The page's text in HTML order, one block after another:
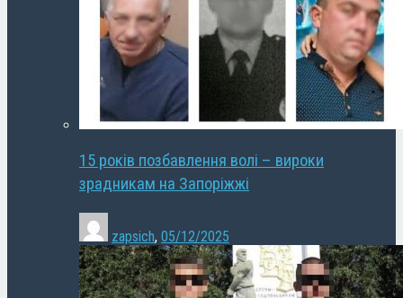
15 років позбавлення волі – вироки
зрадникам на Запоріжжі
zapsich, 05/12/2025